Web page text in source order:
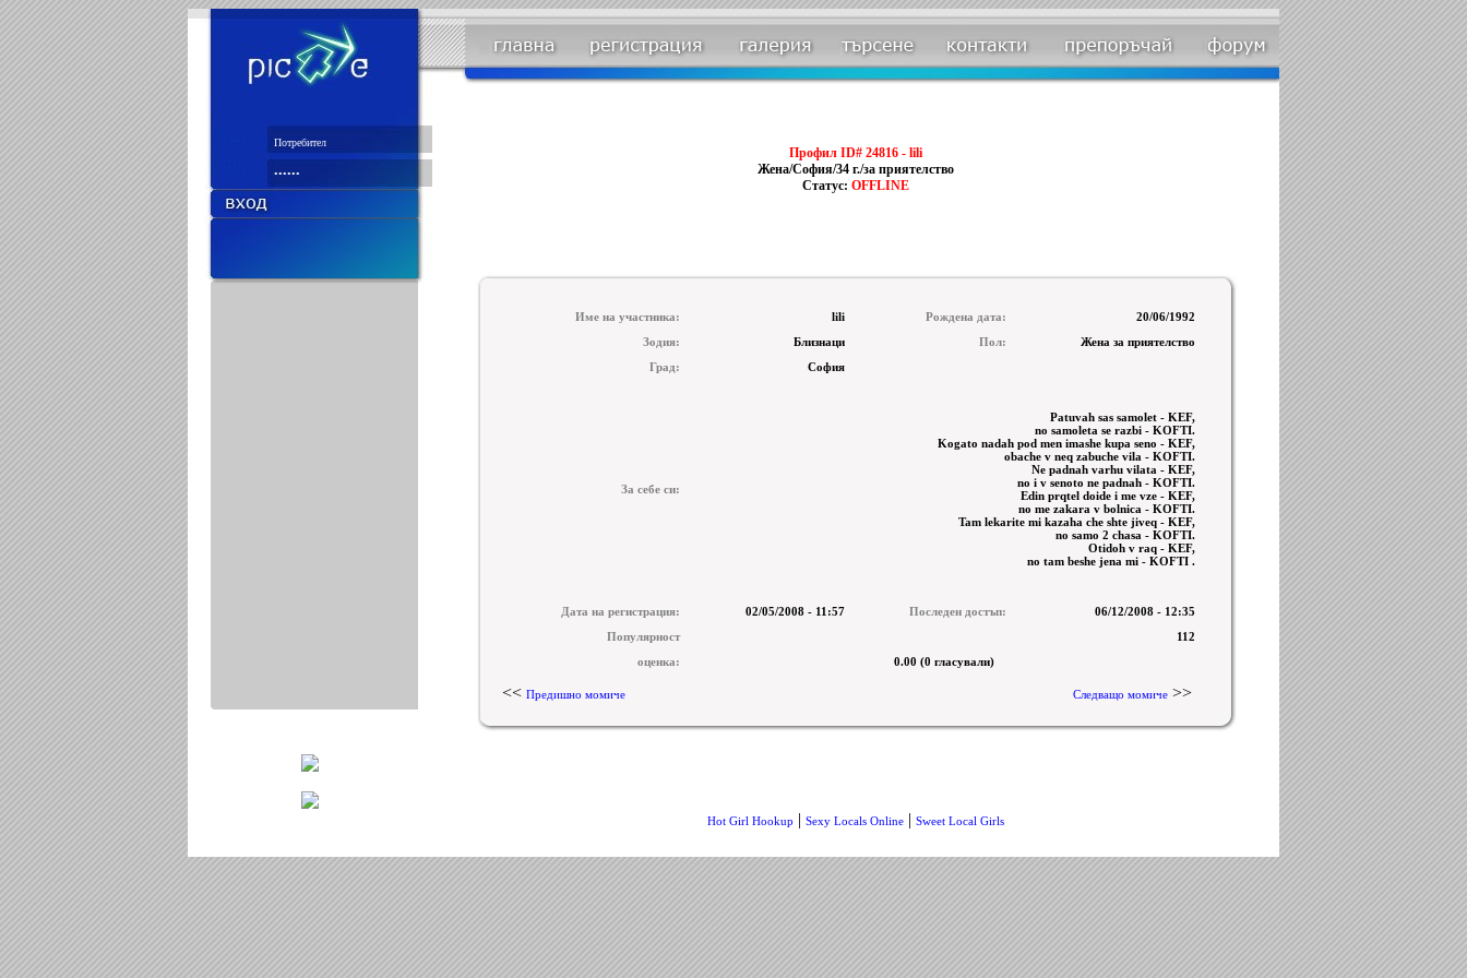
Профил ID# 24816 - lili
Жена/София/34 г./за приятелство
Статус: OFFLINE
Име на участника: lili Рождена дата:
20/06/1992
Зодия:
Близнаци Пол:
Жена за приятелство
Град:
София
За себе си:
Patuvah sas samolet - KEF,
no samoleta se razbi - KOFTI.
Kogato nadah pod men imashe kupa seno - KEF,
obache v neq zabuche vila - KOFTI.
Ne padnah varhu vilata - KEF,
no i v senoto ne padnah - KOFTI.
Edin prqtel doide i me vze - KEF,
no me zakara v bolnica - KOFTI.
Tam lekarite mi kazaha che shte jiveq - KEF,
no samo 2 chasa - KOFTI.
Otidoh v raq - KEF,
no tam beshe jena mi - KOFTI .
Дата на регистрация: 02/05/2008 - 11:57 Последен достъп:
06/12/2008 - 12:35
Популярност
112
оценка:
0.00 (0 гласували)
<< Предишно момиче Следващо момиче >>
Hot Girl Hookup | Sexy Locals Online | Sweet Local Girls